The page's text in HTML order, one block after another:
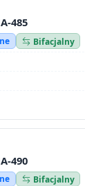
485
Bifacjalny
490
Bifacjalny